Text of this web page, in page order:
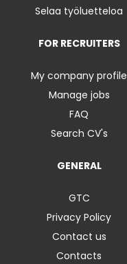
Selaa työluetteloa
FOR RECRUITERS
My company profile
Manage jobs
FAQ
Search CV's
GENERAL
GTC
Privacy Policy
Contact us
Contacts